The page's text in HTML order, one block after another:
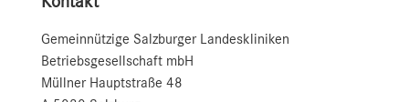
Gemeinnützige Salzburger Landeskliniken
Betriebsgesellschaft mbH
Müllner Hauptstraße 48